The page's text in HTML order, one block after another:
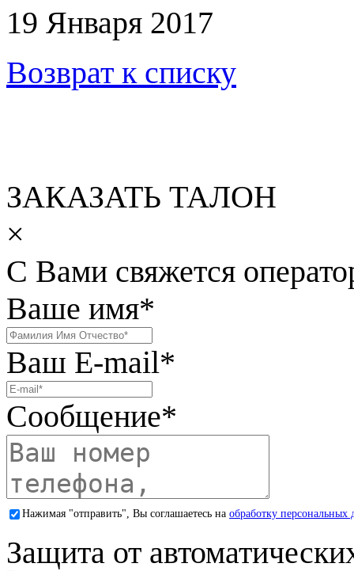
19 Января 2017
Возврат к списку
ЗАКАЗАТЬ ТАЛОН
×
С Вами свяжется
Ваше имя*
Ваш E-mail*
Сообщение*
Нажимая "отправить", Вы соглашаетесь на обработку персональных
Защита от